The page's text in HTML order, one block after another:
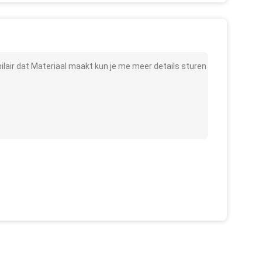
dat Materiaal maakt kun je me meer details sturen